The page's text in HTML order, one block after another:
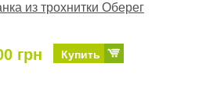
из трохнитки Оберег
грн Купить